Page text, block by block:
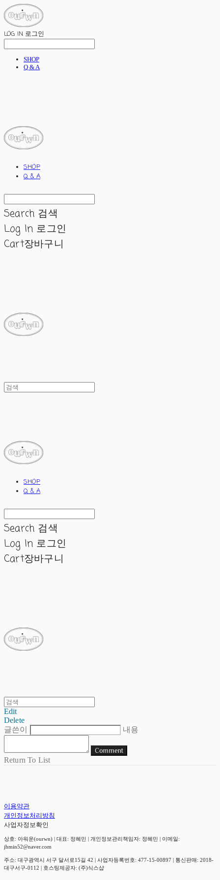
LOG IN 로그인
SHOP
Q & A
SHOP
Q & A
Search 검색
Log In 로그인
Cart장바구니
SHOP
Q & A
Search 검색
Log In 로그인
Cart장바구니
Edit
Delete
글쓴이
내용
Comment
Return To List
이용약관
개인정보처리방침
사업자정보확인
상호: 아워운(ourwn) | 대표: 정혜민 | 개인정보관리책임자: 정혜민 | 이메일:
jhmin52@naver.com
주소: 대구광역시 서구 달서로15길 42 | 사업자등록번호: 477-15-00897 | 통신판매: 2018-
대구서구-0112 | 호스팅제공자: (주)식스샵